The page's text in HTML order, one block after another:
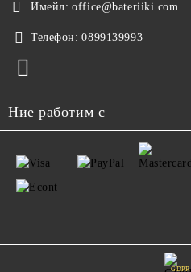
Имейл: office@bateriiki.com
Телефон: 0899139993
Ние работим с
GDPR